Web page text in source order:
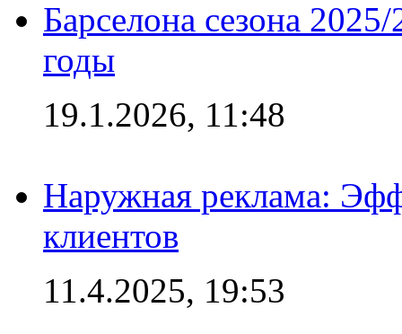
Барселона сезона
годы
19.1.2026, 11:48
Наружная реклама:
клиентов
11.4.2025, 19:53